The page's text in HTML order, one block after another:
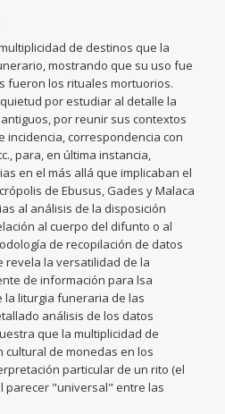
de destinos que la
mostrando que su uso fue
fueron los rituales mortuorios.
por estudiar al detalle la
por reunir sus contextos
incidencia, correspondencia con
para, en última instancia,
en el más allá que implicaban el
de Ebusus, Gades y Malaca
al análisis de la disposición
al cuerpo del difunto o al
de recopilación de datos
revela la versatilidad de la
de información para lsa
la liturgia funeraria de las
análisis de los datos
que la multiplicidad de
cultural de monedas en los
particular de un rito (el
parecer "universal" entre las